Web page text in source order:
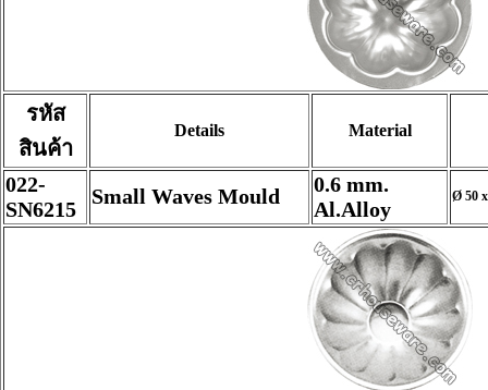
รหัส
สินค้า
Details Material
022-
SN6215
Small Waves Mould
0.6 mm.
Al.Alloy
Ø 50